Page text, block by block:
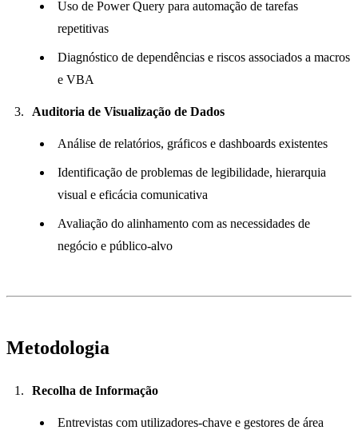
Uso de Power Query para automação de tarefas
repetitivas
Diagnóstico de dependências e riscos associados a macros
e VBA
Auditoria de Visualização de Dados
Análise de relatórios, gráficos e dashboards existentes
Identificação de problemas de legibilidade, hierarquia
visual e eficácia comunicativa
Avaliação do alinhamento com as necessidades de
negócio e público-alvo
Metodologia
Recolha de Informação
Entrevistas com utilizadores-chave e gestores de área